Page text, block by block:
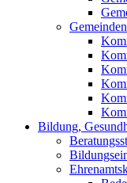
Bildung,